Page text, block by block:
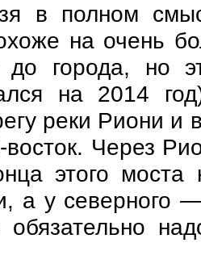
в полном
на очень
до города, но
на 2014
реки Риони и
восток. Через
этого
а у северного
обязательно